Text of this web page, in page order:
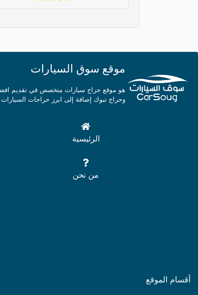
موقع سوق السيارات
هو موقع حراج سيارات متخصص في تقديم افضل
وحراج تبوك إضافة إلى ابرز حراجات
الرئيسية
من نحن
أقسام الموقع